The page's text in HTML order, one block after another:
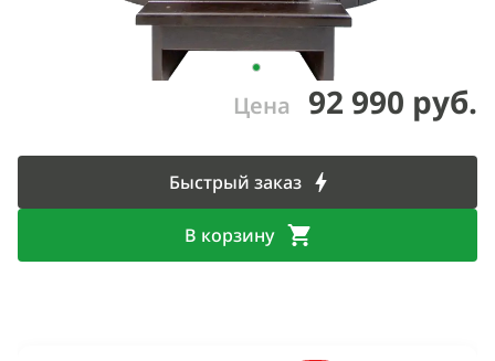
Цена 92 990 руб.
Быстрый заказ
В корзину